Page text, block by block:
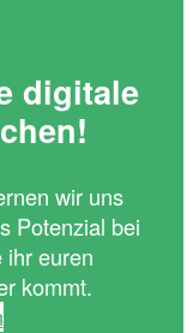
digitale
wir uns
Potenzial bei
ihr euren
kommt.